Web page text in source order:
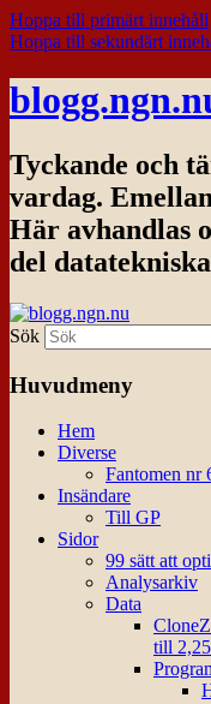
Hoppa till primärt innehåll
Hoppa till sekundärt
Tyckande och
vardag.
Här avhandlas
del
Sök
Huvudmeny
Hem
Diverse
Fantomen nr
Insändare
Till GP
Sidor
99 sätt att
Analysarkiv
Data
till